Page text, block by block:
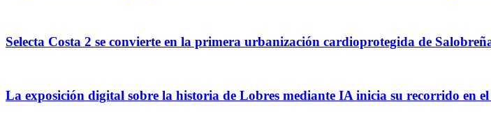
Selecta Costa 2 se convierte en la primera urbanización cardioprotegida de
La exposición digital sobre la historia de Lobres mediante IA inicia su recorrido en